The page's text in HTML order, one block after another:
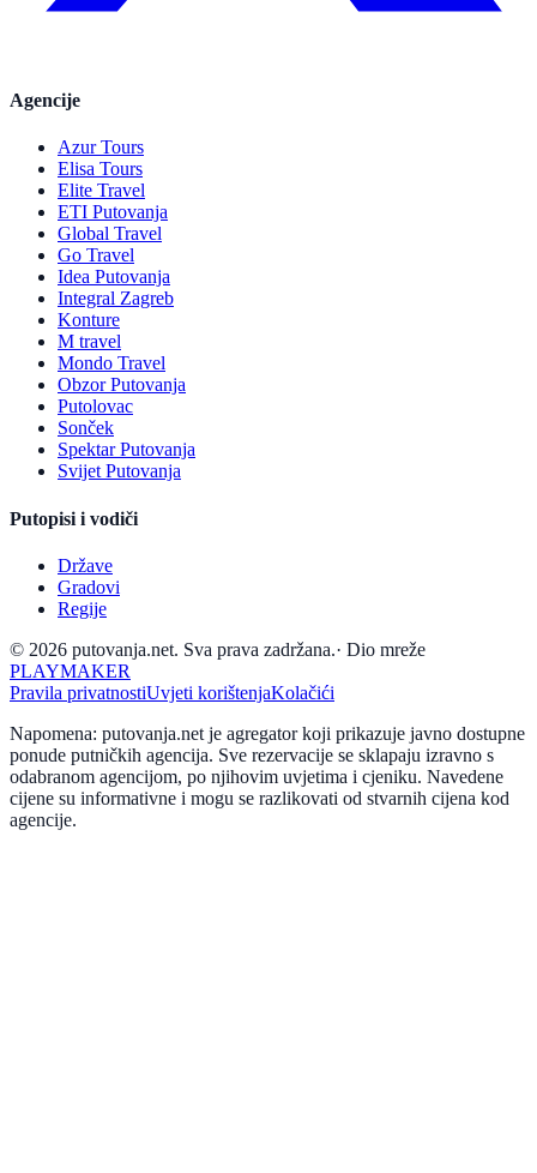
Agencije
Azur Tours
Elisa Tours
Elite Travel
ETI Putovanja
Global Travel
Go Travel
Idea Putovanja
Integral Zagreb
Konture
M travel
Mondo Travel
Obzor Putovanja
Putolovac
Sonček
Spektar Putovanja
Svijet Putovanja
Putopisi i vodiči
Države
Gradovi
Regije
© 2026 putovanja.net. Sva prava zadržana.· Dio mreže
PLAYMAKER
Pravila privatnostiUvjeti korištenjaKolačići
Napomena: putovanja.net je agregator koji prikazuje javno dostupne
ponude putničkih agencija. Sve rezervacije se sklapaju izravno s
odabranom agencijom, po njihovim uvjetima i cjeniku. Navedene
cijene su informativne i mogu se razlikovati od stvarnih cijena kod
agencije.